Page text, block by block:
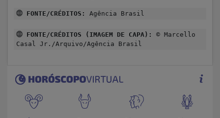
FONTE/CRÉDITOS: Agência Brasil
FONTE/CRÉDITOS (IMAGEM DE CAPA):
© Marcello
Casal Jr./Arquivo/Agência Brasil